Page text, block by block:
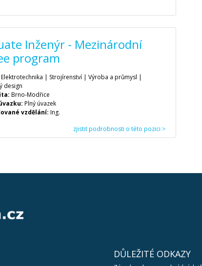
Inženýr - Mezinárodní
program
Elektrotechnika | Strojírenství | Výroba a průmysl |
design
Brno-Modřice
Plný úvazek
vzdělání: Ing.
zjistit podrobnosti o této pozici >
DŮLEŽITÉ ODKAZY